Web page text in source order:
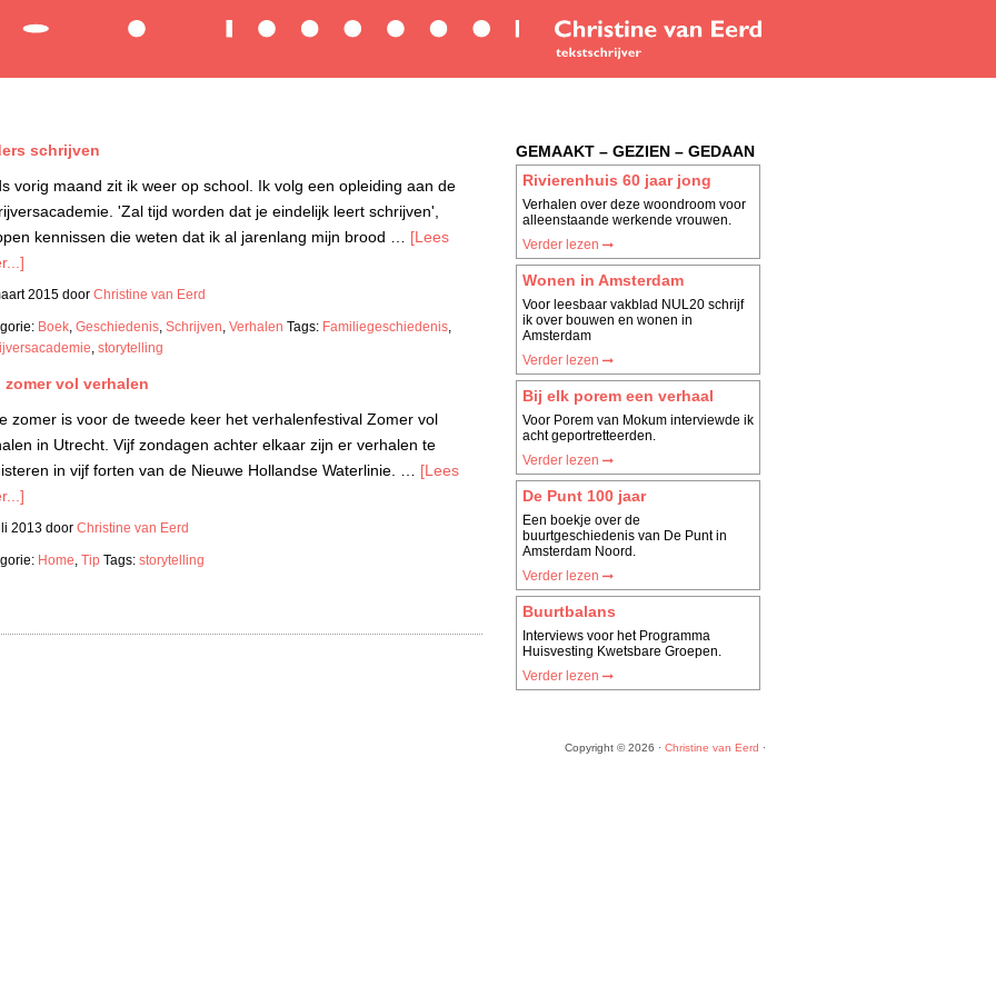
schrijven
vorig maand zit ik weer op school. Ik volg een opleiding aan de
'Zal tijd worden dat je eindelijk leert schrijven',
kennissen die weten dat ik al jarenlang mijn brood … [Lees
2015 door Christine van Eerd
Boek, Geschiedenis, Schrijven, Verhalen Tags: Familiegeschiedenis,
, storytelling
zomer vol verhalen
zomer is voor de tweede keer het verhalenfestival Zomer vol
in Utrecht. Vijf zondagen achter elkaar zijn er verhalen te
in vijf forten van de Nieuwe Hollandse Waterlinie. … [Lees
2013 door Christine van Eerd
Home, Tip Tags: storytelling
GEMAAKT – GEZIEN – GEDAAN
Rivierenhuis 60 jaar jong
Verhalen over deze woondroom voor
alleenstaande werkende vrouwen.
Verder lezen
Wonen in Amsterdam
Voor leesbaar vakblad NUL20 schrijf
ik over bouwen en wonen in
Amsterdam
Verder lezen
Bij elk porem een verhaal
Voor Porem van Mokum interviewde ik
acht geportretteerden.
Verder lezen
De Punt 100 jaar
Een boekje over de
buurtgeschiedenis van De Punt in
Amsterdam Noord.
Verder lezen
Buurtbalans
Interviews voor het Programma
Huisvesting Kwetsbare Groepen.
Verder lezen
Copyright © 2026 · Christine van Eerd ·